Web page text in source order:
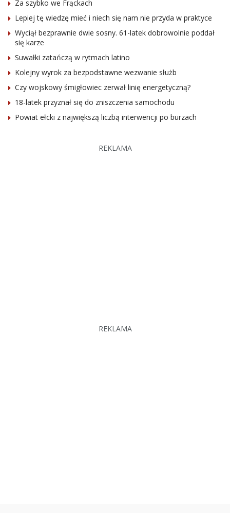
Za szybko we Frąckach
Lepiej tę wiedzę mieć i niech się nam nie przyda w praktyce
Wyciął bezprawnie dwie sosny. 61-latek dobrowolnie poddał
się karze
Suwałki zatańczą w rytmach latino
Kolejny wyrok za bezpodstawne wezwanie służb
Czy wojskowy śmigłowiec zerwał linię energetyczną?
18-latek przyznał się do zniszczenia samochodu
Powiat ełcki z największą liczbą interwencji po burzach
REKLAMA
REKLAMA